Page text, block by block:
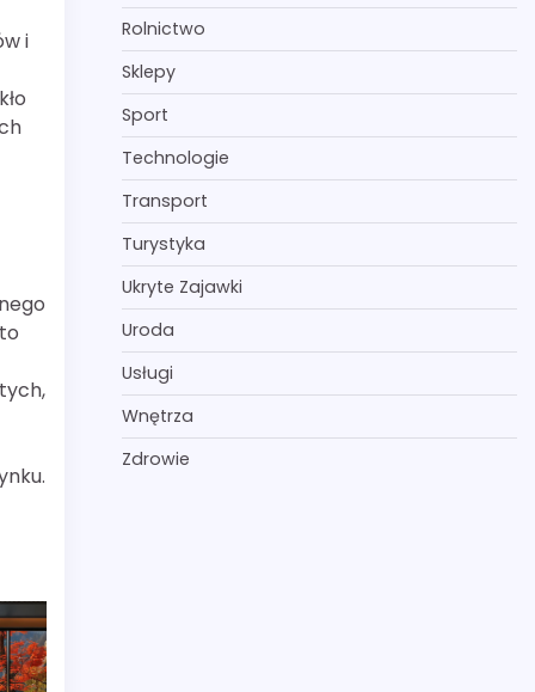
i
Rolnictwo
Sklepy
Sport
Technologie
Transport
Turystyka
Ukryte Zajawki
Uroda
Usługi
Wnętrza
Zdrowie